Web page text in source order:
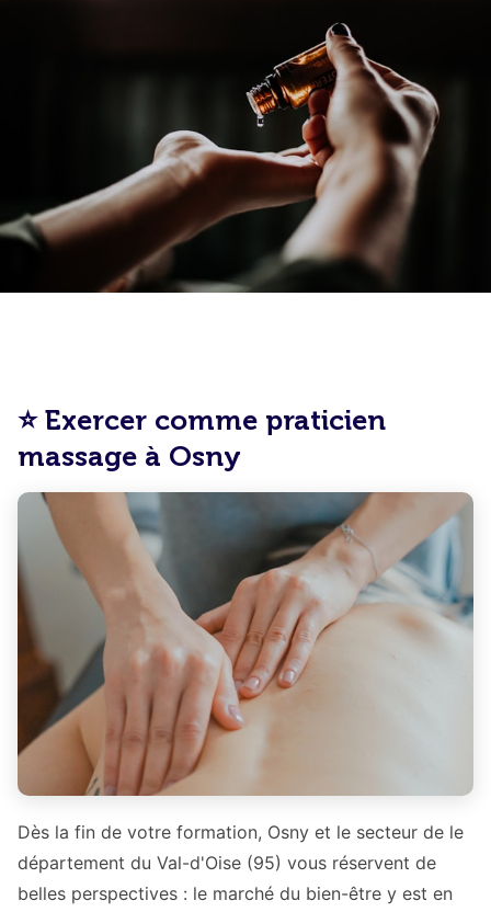
⭐ Exercer comme praticien
massage à Osny
Dès la fin de votre formation, Osny et le secteur de le
département du Val-d'Oise (95) vous réservent de
belles perspectives : le marché du bien-être y est en